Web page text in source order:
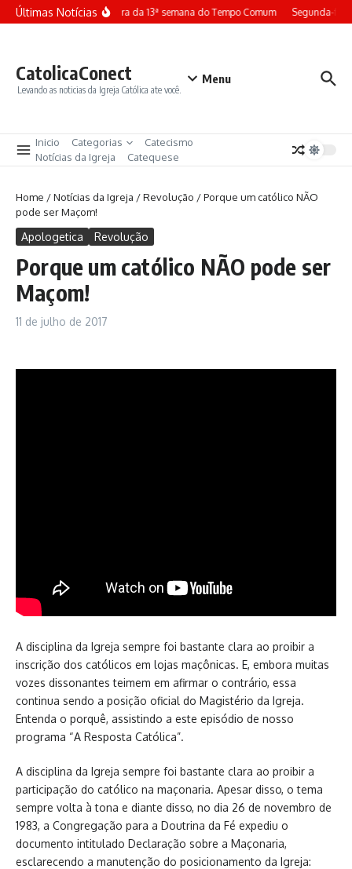
Ir para o conteúdo
Últimas NotíciasTerça-feira da 13ª semana do Tempo Comum Segunda-feira
CatolicaConect
Levando as noticias da Igreja Católica ate você.
Menu
Inicio Categorias
Catecismo
Notícias da Igreja
Catequese
Home /Notícias da Igreja /Revolução /Porque um católico NÃO
pode ser Maçom!
Apologetica Revolução
Porque um católico NÃO pode ser
Maçom!
11 de julho de 2017
A disciplina da Igreja sempre foi bastante clara ao proibir a
inscrição dos católicos em lojas maçônicas. E, embora muitas
vozes dissonantes teimem em afirmar o contrário, essa
continua sendo a posição oficial do Magistério da Igreja.
Entenda o porquê, assistindo a este episódio de nosso
programa “A Resposta Católica”.
A disciplina da Igreja sempre foi bastante clara ao proibir a
participação do católico na maçonaria. Apesar disso, o tema
sempre volta à tona e diante disso, no dia 26 de novembro de
1983, a Congregação para a Doutrina da Fé expediu o
documento intitulado Declaração sobre a Maçonaria,
esclarecendo a manutenção do posicionamento da Igreja: